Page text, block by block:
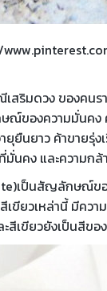
สริมดวง ของคนร
ของความมั่นคง
ยุยืนยาว ค้าขายรุ่
มั่นคง และความก
เป็นสัญลักษณ์ข
ยวเหล่านี้ มีควา
สีเขียวยังเป็นสีข